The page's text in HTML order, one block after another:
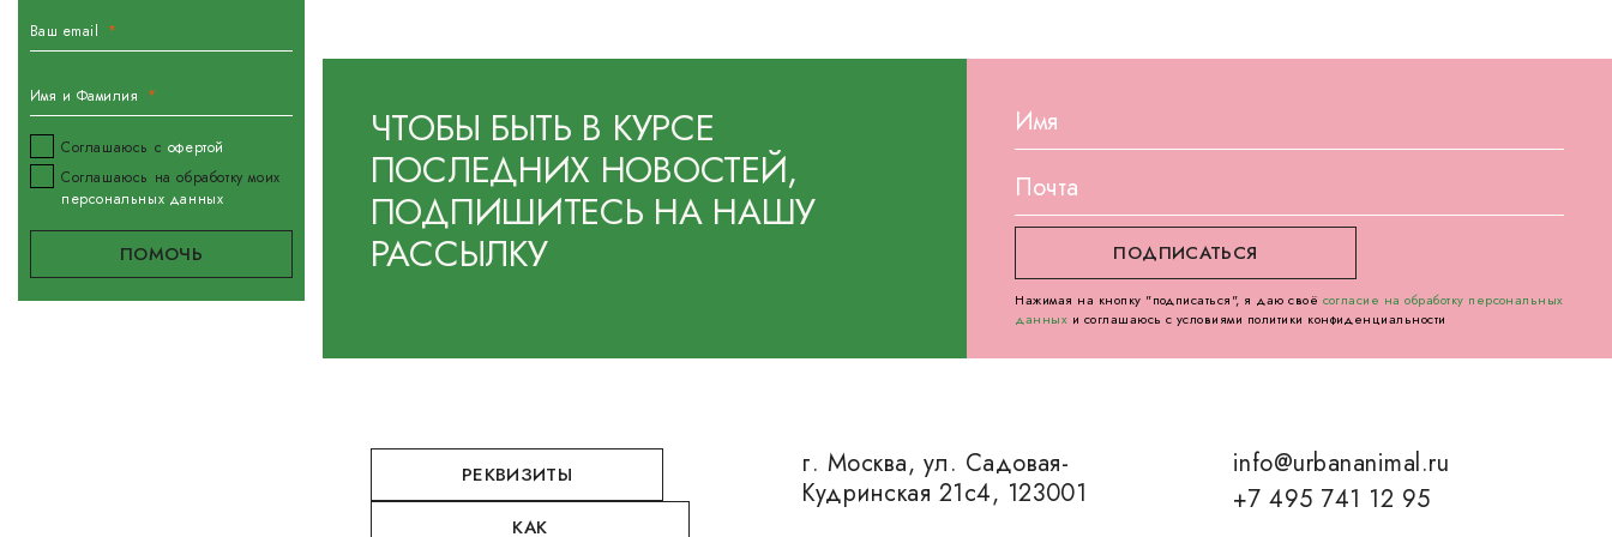
Ваш email
Имя и Фамилия
Соглашаюсь с офертой
Соглашаюсь на обработку моих
персональных данных
ЧТОБЫ БЫТЬ В КУРСЕ
ПОСЛЕДНИХ НОВОСТЕЙ,
ПОДПИШИТЕСЬ НА НАШУ
РАССЫЛКУ
Нажимая на кнопку "подписаться", я даю своё согласие на обработку персональных
данных и соглашаюсь с условиями политики конфиденциальности
РЕКВИЗИТЫ
КАК
г. Москва, ул. Садовая-
Кудринская 21с4, 123001
info@urbananimal.ru
+7 495 741 12 95